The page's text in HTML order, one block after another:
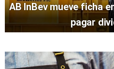
AB InBev mueve ficha
pagar